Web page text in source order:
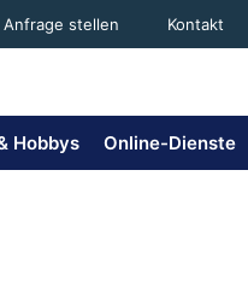
Anfrage stellen Kontakt
Hobbys Online-Dienste